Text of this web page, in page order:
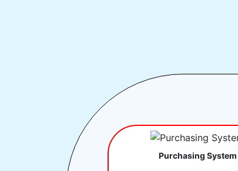
Purchasing System